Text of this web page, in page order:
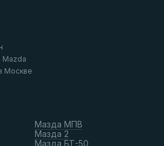
Mazda
Москве
Мазда МПВ
Мазда 2
Мазда БТ-50